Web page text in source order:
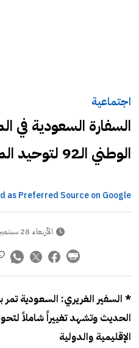
اجتماعية
السفارة السعودية في
الوطني الـ92 لتوحيد المملكة
as Preferred Source on Google
الأربعاء 28 سبتمبر 2022
* السفير الغريري: السعودية
الحديث وتشهد تغييراً شاملاً
الإقليمية والدولية